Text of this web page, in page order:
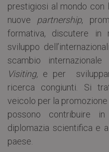
prestigiosi al mondo con
nuove partnership,
formativa, discutere
sviluppo
scambio
Visiting, e per
ricerca congiunti. Si
veicolo per la
possono contribuire
diplomazia scientifica e
paese.